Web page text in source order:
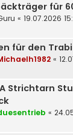
für
« 19.07.2026
für den Trabi
«
Strichtarn
«